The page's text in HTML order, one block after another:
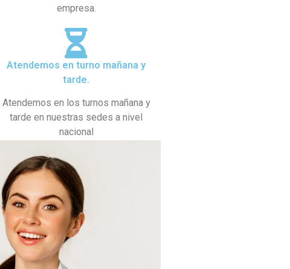
empresa.
Atendemos en turno mañana y
tarde.
Atendemos en los turnos mañana y
tarde en nuestras sedes a nivel
nacional